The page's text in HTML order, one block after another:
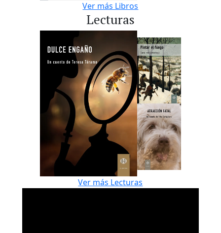
Ver más Libros
Lecturas
Ver más Lecturas